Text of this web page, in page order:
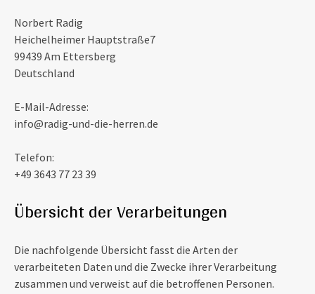
Norbert Radig
Heichelheimer Hauptstraße7
99439 Am Ettersberg
Deutschland
E-Mail-Adresse:
info@radig-und-die-herren.de
Telefon:
+49 3643 77 23 39
Übersicht der Verarbeitungen
Die nachfolgende Übersicht fasst die Arten der
verarbeiteten Daten und die Zwecke ihrer Verarbeitung
zusammen und verweist auf die betroffenen Personen.